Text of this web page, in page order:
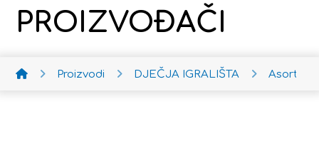
PROIZVOĐAČI
Proizvodi DJEČJA IGRALIŠTA